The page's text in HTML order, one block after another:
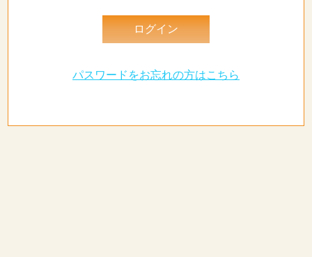
パスワードをお忘れの方はこちら